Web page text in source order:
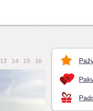
13 14 15 16